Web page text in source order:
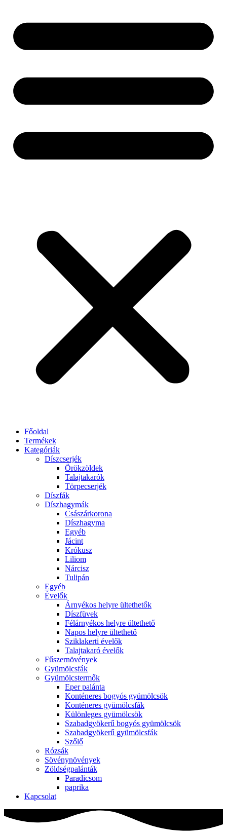
Főoldal
Termékek
Kategóriák
Díszcserjék
Örökzöldek
Talajtakarók
Törpecserjék
Díszfák
Díszhagymák
Császárkorona
Díszhagyma
Egyéb
Jácint
Krókusz
Liliom
Nárcisz
Tulipán
Egyéb
Évelők
Árnyékos helyre ültethetők
Díszfüvek
Félárnyékos helyre ültethető
Napos helyre ültethető
Sziklakerti évelők
Talajtakaró évelők
Fűszernövények
Gyümölcsfák
Gyümölcstermők
Eper palánta
Konténeres bogyós gyümölcsök
Konténeres gyümölcsfák
Különleges gyümölcsök
Szabadgyökerű bogyós gyümölcsök
Szabadgyökerű gyümölcsfák
Szőlő
Rózsák
Sövénynövények
Zöldségpalánták
Paradicsom
paprika
Kapcsolat